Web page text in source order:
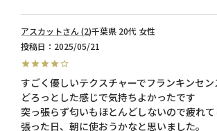
アスカット 2 千葉県 20代 女性
投稿日
2025/05/21
すごく優しいテクスチャーでフランキンセ
どろっとした感じで気持ちよかったです
突っ張らず匂いもほとんどしないので疲れ
張った日、朝に使おうかなと思いました。